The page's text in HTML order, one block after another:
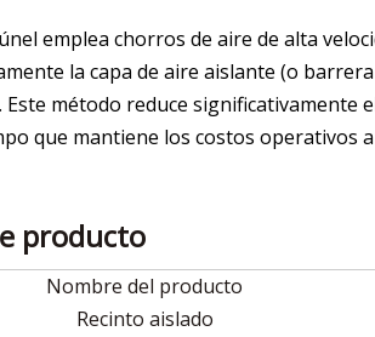
emplea chorros de aire de alta
la capa de aire aislante (o
Este método reduce
que mantiene los costos operativos
producto
Nombre del producto
Recinto aislado